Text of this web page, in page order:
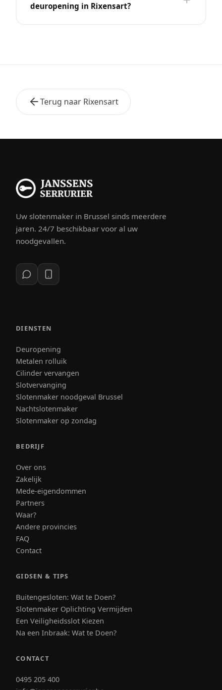
deuropening in Rixensart?
Terug naar Rixensart
Uw slotenmaker in Brussel sinds meerdere
jaren. 24/7 beschikbaar voor al uw
noodgevallen.
DIENSTEN
Deuropening
Metalen rolluik
Cilinder vervangen
Slotvervanging
Slotenmaker noodgeval Brussel
Nachtslotenmaker
Slotenmaker op zondag
BEDRIJF
Over ons
Zakelijk
Mede-eigendommen
Partners
Waar?
Andere provincies
FAQ
Contact
GIDSEN & TIPS
Buitengesloten: Wat te Doen?
Slotenmaker Oplichting Vermijden
Een Veiligheidsslot Kiezen
Na een Inbraak: Wat te Doen?
CONTACT
0495 205 400